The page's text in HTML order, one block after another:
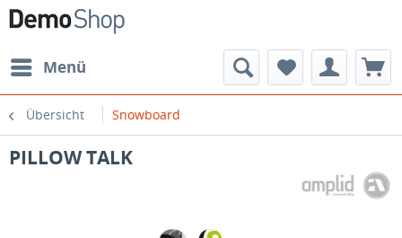
Menü
Übersicht Snowboard
PILLOW TALK